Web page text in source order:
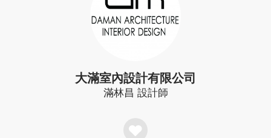
大滿室內設計有限公司
滿林昌 設計師